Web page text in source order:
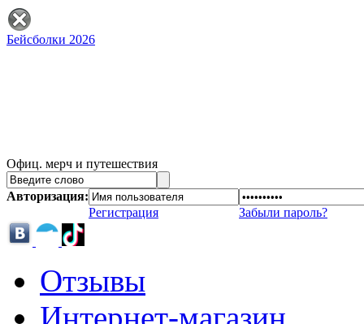
Бейсболки 2026
Офиц. мерч и путешествия
Авторизация:
Регистрация
Забыли пароль?
Отзывы